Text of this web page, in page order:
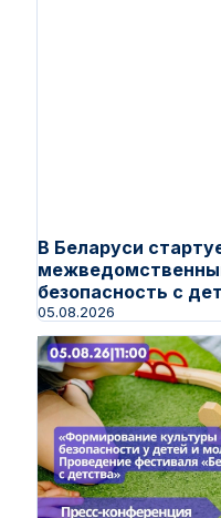
В Беларуси
безопасность с
05.08.2026